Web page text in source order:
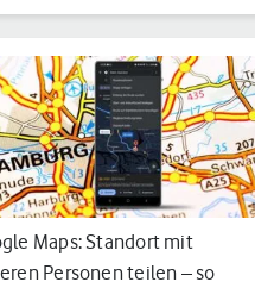
Maps: Standort mit
Personen teilen – so